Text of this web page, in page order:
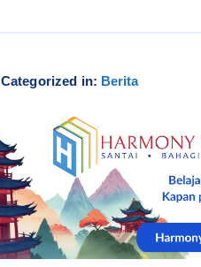
Categorized in: Berita